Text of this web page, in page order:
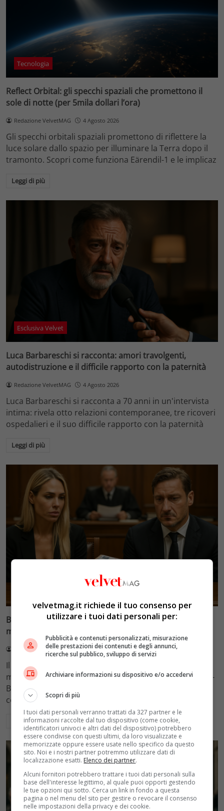
Tecnologia
Reflect Orbital: gli specchi spaziali che promettono il
sole di notte (per 5mila dollari l’ora)
Redazione VelvetMAG 4 Agosto 2026
Gli specchi orbitali spaziali promettono di riflettere la
luce solare dallo spazio per illuminare la Terra dopo il
tramonto. Scopri come funziona Eärendil-1 e le implicaz
Leggi di più
Esclusiva Velvet
Luca Barbareschi si racconta: amori travolgenti,
autodistruzione e il difficile rapporto con la paternità
Redazione VelvetMAG 4 Agosto 2026
Luca Barbareschi si racconta a 70 anni in un'intervista
intima: rivela otto relazioni contemporanee, tre ricoveri
ospedalieri e il suo difficile rapporto con la paternità
Leggi di più
Blasi vs Totti: il giudice riduce l’assegno di
mantenimento a 10.900 euro
Redazione VelvetMAG 4 Agosto 2026
Il Tribunale di Roma ha fissato l'assegno di
mantenimento figli a 10.900 euro mensili nel caso Totti-
Blasi, respingendo la richiesta di 20mila euro della
conduttrice.
Leggi di più
velvetmag.it richiede il tuo consenso per
utilizzare i tuoi dati personali per:
Pubblicità e contenuti personalizzati, misurazione
delle prestazioni dei contenuti e degli annunci,
ricerche sul pubblico, sviluppo di servizi
Archiviare informazioni su dispositivo e/o accedervi
Scopri di più
I tuoi dati personali verranno trattati da 327 partner e le
informazioni raccolte dal tuo dispositivo (come cookie,
identificatori univoci e altri dati del dispositivo) potrebbero
essere condivise con questi ultimi, da loro visualizzate e
memorizzate oppure essere usate nello specifico da questo
sito. Noi e i nostri partner potremmo utilizzare dati di
localizzazione esatti. Elenco dei partner.
Alcuni fornitori potrebbero trattare i tuoi dati personali sulla
base dell'interesse legittimo, al quale puoi opporti gestendo
le tue opzioni qui sotto. Cerca un link in fondo a questa
pagina o nel menu del sito per gestire o revocare il consenso
nelle impostazioni della privacy e dei cookie.